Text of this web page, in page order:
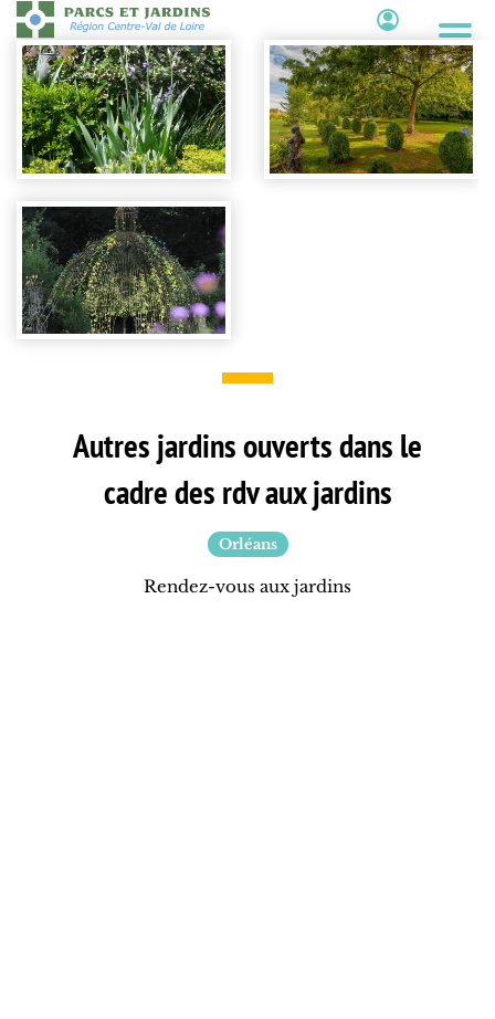
Aller
au
contenu
principal
Contenu
Autres jardins ouverts dans le
cadre des rdv aux jardins
Orléans
Rendez-vous aux jardins